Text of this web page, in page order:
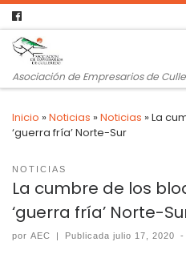
Asociación de Empresarios de
Inicio »Noticias »Noticias »La
‘guerra fría’ Norte-Sur
NOTICIAS
La cumbre de los
‘guerra fría’ Norte-
por AEC | Publicadajulio 17, 2020 -